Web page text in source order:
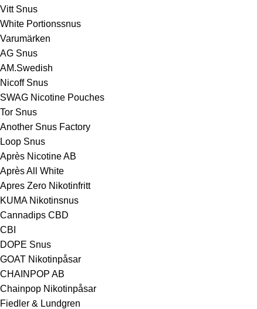
Vitt Snus
White Portionssnus
Varumärken
AG Snus
AM.Swedish
Nicoff Snus
SWAG Nicotine Pouches
Tor Snus
Another Snus Factory
Loop Snus
Après Nicotine AB
Après All White
Apres Zero Nikotinfritt
KUMA Nikotinsnus
Cannadips CBD
CBI
DOPE Snus
GOAT Nikotinpåsar
CHAINPOP AB
Chainpop Nikotinpåsar
Fiedler & Lundgren